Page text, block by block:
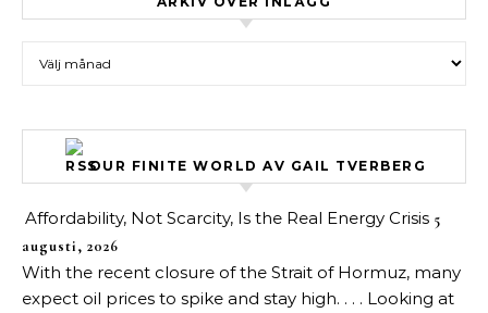
OUR FINITE WORLD AV GAIL TVERBERG
Affordability, Not Scarcity, Is the Real Energy Crisis 5
augusti, 2026
With the recent closure of the Strait of Hormuz, many
expect oil prices to spike and stay high. . . . Looking at